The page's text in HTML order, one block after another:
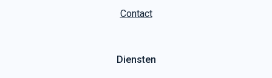
Contact
Diensten